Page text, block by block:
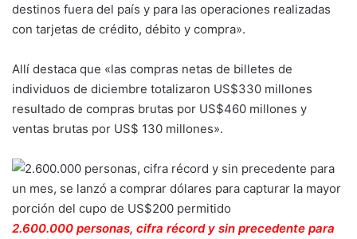
destinos fuera del país y para las operaciones realizadas
con tarjetas de crédito, débito y compra».
Allí destaca que «las compras netas de billetes de
individuos de diciembre totalizaron US$330 millones
resultado de compras brutas por US$460 millones y
ventas brutas por US$ 130 millones».
2.600.000 personas, cifra récord y sin precedente para